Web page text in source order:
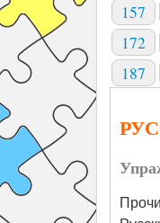
157
172
187